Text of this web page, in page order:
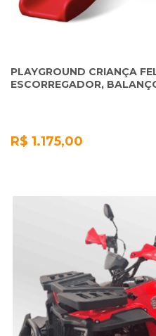
PLAYGROUND CRIANÇA
ESCORREGADOR,
R$ 1.175,00